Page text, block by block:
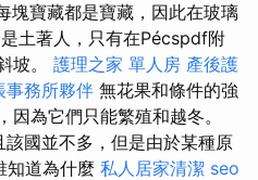
塊寶藏都是寶藏，因此在玻璃
土著人，只有在Pécspdf附
坡。 護理之家 單人房 產後護
事務所夥伴 無花果和條件的強
為它們只能繁殖和越冬。
該國並不多，但是由於某種原
知道為什麼 私人居家清潔 seo